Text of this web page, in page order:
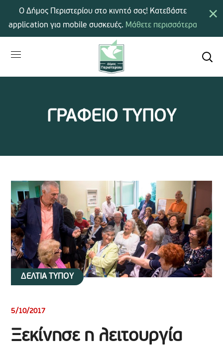
ΓΡΑΦΕΙΟ ΤΥΠΟΥ
ΔΕΛΤΙΑ ΤΥΠΟΥ
5/10/2017
Ξεκίνησε η λειτουργία
×
Ο Δήμος Περιστερίου στο κινητό σας! Κατεβάστε
application για mobile συσκευές. Μάθετε περισσότερα